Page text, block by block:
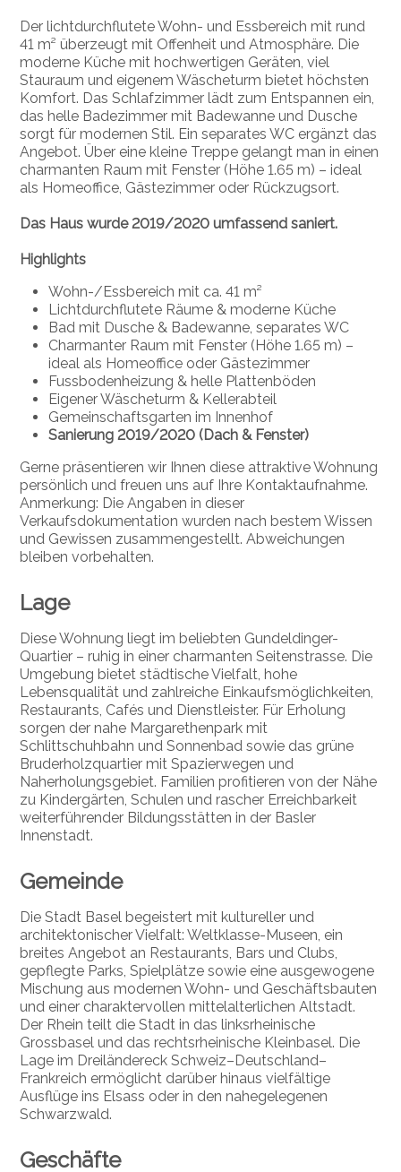
Der lichtdurchflutete Wohn- und Essbereich mit rund
41 m² überzeugt mit Offenheit und Atmosphäre. Die
moderne Küche mit hochwertigen Geräten, viel
Stauraum und eigenem Wäscheturm bietet höchsten
Komfort. Das Schlafzimmer lädt zum Entspannen ein,
das helle Badezimmer mit Badewanne und Dusche
sorgt für modernen Stil. Ein separates WC ergänzt das
Angebot. Über eine kleine Treppe gelangt man in einen
charmanten Raum mit Fenster (Höhe 1.65 m) – ideal
als Homeoffice, Gästezimmer oder Rückzugsort.
Das Haus wurde 2019/2020 umfassend saniert.
Highlights
Wohn-/Essbereich mit ca. 41 m²
Lichtdurchflutete Räume & moderne Küche
Bad mit Dusche & Badewanne, separates WC
Charmanter Raum mit Fenster (Höhe 1.65 m) –
ideal als Homeoffice oder Gästezimmer
Fussbodenheizung & helle Plattenböden
Eigener Wäscheturm & Kellerabteil
Gemeinschaftsgarten im Innenhof
Sanierung 2019/2020 (Dach & Fenster)
Gerne präsentieren wir Ihnen diese attraktive Wohnung
persönlich und freuen uns auf Ihre Kontaktaufnahme.
Anmerkung: Die Angaben in dieser
Verkaufsdokumentation wurden nach bestem Wissen
und Gewissen zusammengestellt. Abweichungen
bleiben vorbehalten.
Lage
Diese Wohnung liegt im beliebten Gundeldinger-
Quartier – ruhig in einer charmanten Seitenstrasse. Die
Umgebung bietet städtische Vielfalt, hohe
Lebensqualität und zahlreiche Einkaufsmöglichkeiten,
Restaurants, Cafés und Dienstleister. Für Erholung
sorgen der nahe Margarethenpark mit
Schlittschuhbahn und Sonnenbad sowie das grüne
Bruderholzquartier mit Spazierwegen und
Naherholungsgebiet. Familien profitieren von der Nähe
zu Kindergärten, Schulen und rascher Erreichbarkeit
weiterführender Bildungsstätten in der Basler
Innenstadt.
Gemeinde
Die Stadt Basel begeistert mit kultureller und
architektonischer Vielfalt: Weltklasse-Museen, ein
breites Angebot an Restaurants, Bars und Clubs,
gepflegte Parks, Spielplätze sowie eine ausgewogene
Mischung aus modernen Wohn- und Geschäftsbauten
und einer charaktervollen mittelalterlichen Altstadt.
Der Rhein teilt die Stadt in das linksrheinische
Grossbasel und das rechtsrheinische Kleinbasel. Die
Lage im Dreiländereck Schweiz–Deutschland–
Frankreich ermöglicht darüber hinaus vielfältige
Ausflüge ins Elsass oder in den nahegelegenen
Schwarzwald.
Geschäfte